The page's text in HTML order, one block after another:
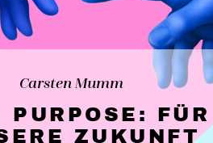
Carsten Mumm
PURPOSE:
ZUKUNFT